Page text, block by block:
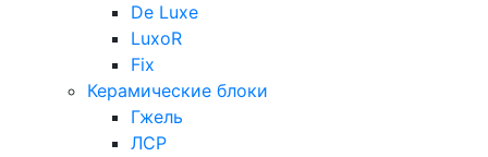
De Luxe
LuxoR
Fix
Керамические блоки
Гжель
ЛСР